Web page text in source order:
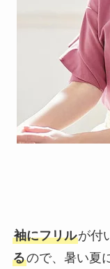
袖にフリルが付
るので、暑い夏